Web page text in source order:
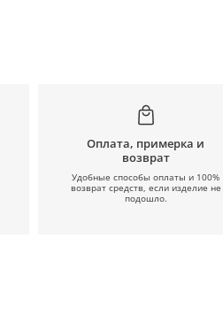
Оплата, примерка и
возврат
Удобные способы оплаты и 100%
возврат средств, если изделие не
подошло.